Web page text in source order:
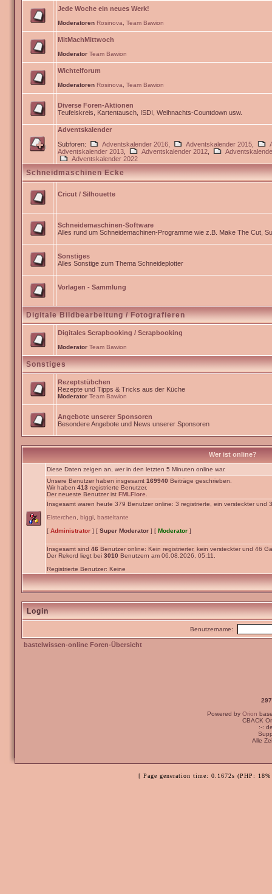
Jede Woche ein neues Werk!
Moderatoren Rosinova Team Bawion
MitMachMittwoch
Moderator Team Bawion
Wichtelforum
Moderatoren Rosinova Team Bawion
Diverse Foren-Aktionen
Teufelskreis, Kartentausch, ISDI, Weihnachts-Countdown usw.
Adventskalender
Subforen:
Adventskalender 2016 Adventskalender 2015
Adventskalender 2013
Adventskalender 2012
Adventskalender 2022
Schneidmaschinen Ecke
Cricut / Silhouette
Schneidemaschinen-Software
Alles rund um Schneidemachinen-Programme wie z.B. Make The Cut,
Sonstiges
Alles Sonstige zum Thema Schneideplotter
Vorlagen - Sammlung
Digitale Bildbearbeitung / Fotografieren
Digitales Scrapbooking / Scrapbooking
Moderator Team Bawion
Sonstiges
Rezeptstübchen
Rezepte und Tipps & Tricks aus der Küche
Moderator Team Bawion
Angebote unserer Sponsoren
Besondere Angebote und News unserer Sponsoren
Wer ist online?
Diese Daten zeigen an, wer in den letzten 5 Minuten online war.
Unsere Benutzer haben insgesamt 169940 Beiträge geschrieben.
Wir haben 413 registrierte Benutzer.
Der neueste Benutzer ist FMLFlore
Insgesamt waren heute 379 Benutzer online: 3 registrierte, ein versteckter und
Elsterchen
biggi basteltante
[ Administrator ] [ Super Moderator ] [ Moderator ]
Insgesamt sind 46 Benutzer online: Kein registrierter, kein versteckter und 46
Der Rekord liegt bei 3010 Benutzern am 06.08.2026, 05:11.
Registrierte Benutzer: Keine
Login
Benutzername:
bastelwissen-online Foren-Übersicht
Powered by Orion
CBACK
:-:
Alle
[ Page generation time: 0.1672s (PHP: